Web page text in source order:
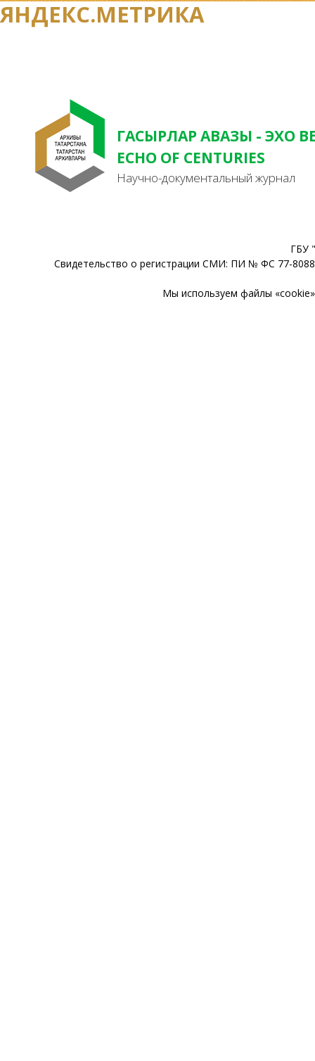
ЯНДЕКС.МЕТРИКА
ГАСЫРЛАР АВАЗЫ - ЭХО
ECHO OF CENTURIES
Научно-документальный журнал
ГБУ
Свидетельство о регистрации СМИ: ПИ № ФС 77-
Мы используем файлы «cookie»